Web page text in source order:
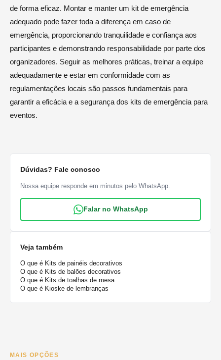
de forma eficaz. Montar e manter um kit de emergência
adequado pode fazer toda a diferença em caso de
emergência, proporcionando tranquilidade e confiança aos
participantes e demonstrando responsabilidade por parte dos
organizadores. Seguir as melhores práticas, treinar a equipe
adequadamente e estar em conformidade com as
regulamentações locais são passos fundamentais para
garantir a eficácia e a segurança dos kits de emergência para
eventos.
Dúvidas? Fale conosco
Nossa equipe responde em minutos pelo WhatsApp.
Falar no WhatsApp
Veja também
O que é Kits de painéis decorativos
O que é Kits de balões decorativos
O que é Kits de toalhas de mesa
O que é Kioske de lembranças
MAIS OPÇÕES